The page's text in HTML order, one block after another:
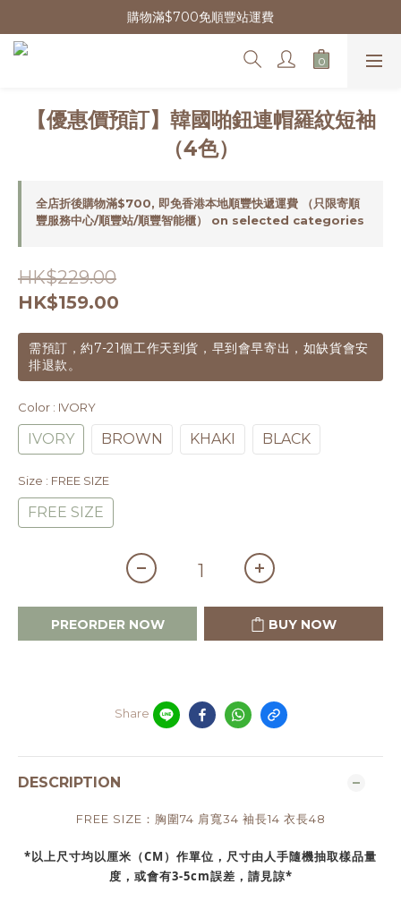
購物滿$700免順豐站運費
【優惠價預訂】韓國啪鈕連帽羅紋短袖
（4色）
全店折後購物滿$700, 即免香港本地順豐快遞運費 （只限寄順
豐服務中心/順豐站/順豐智能櫃） on selected categories
HK$229.00
HK$159.00
需預訂，約7-21個工作天到貨，早到會早寄出，如缺貨會安
排退款。
Color : IVORY
IVORY BROWN KHAKI BLACK
Size : FREE SIZE
FREE SIZE
PREORDER NOW BUY NOW
Share
DESCRIPTION
FREE SIZE：胸圍74 肩寬34 袖長14 衣長48
*以上尺寸均以厘米（CM）作單位，尺寸由人手隨機抽取樣品量
度，或會有3-5cm誤差，請見諒*